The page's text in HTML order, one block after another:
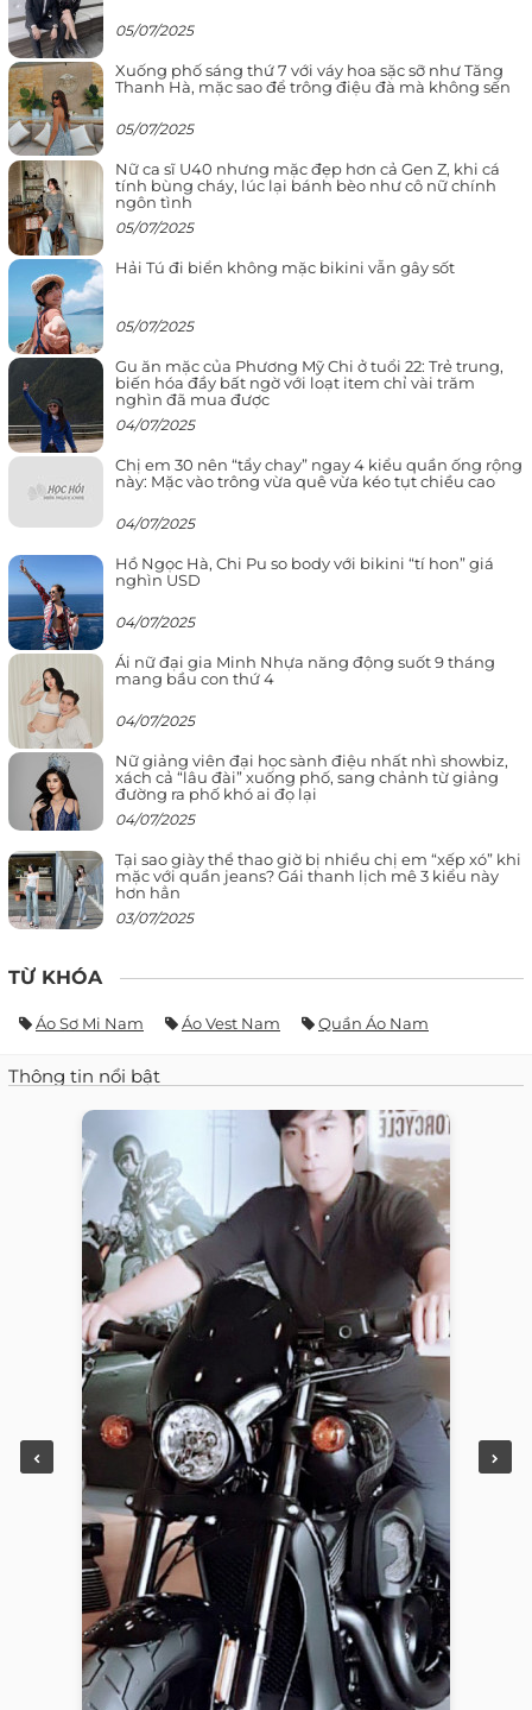
05/07/2025
Xuống phố sáng thứ 7 với váy hoa sặc sỡ như Tăng
Thanh Hà, mặc sao để trông điệu đà mà không sến
05/07/2025
Nữ ca sĩ U40 nhưng mặc đẹp hơn cả Gen Z, khi cá
tính bùng cháy, lúc lại bánh bèo như cô nữ chính
ngôn tình
05/07/2025
Hải Tú đi biển không mặc bikini vẫn gây sốt
05/07/2025
Gu ăn mặc của Phương Mỹ Chi ở tuổi 22: Trẻ trung,
biến hóa đầy bất ngờ với loạt item chỉ vài trăm
nghìn đã mua được
04/07/2025
Chị em 30 nên “tẩy chay” ngay 4 kiểu quần ống rộng
này: Mặc vào trông vừa quê vừa kéo tụt chiều cao
04/07/2025
Hồ Ngọc Hà, Chi Pu so body với bikini “tí hon” giá
nghìn USD
04/07/2025
Ái nữ đại gia Minh Nhựa năng động suốt 9 tháng
mang bầu con thứ 4
04/07/2025
Nữ giảng viên đại học sành điệu nhất nhì showbiz,
xách cả “lâu đài” xuống phố, sang chảnh từ giảng
đường ra phố khó ai đọ lại
04/07/2025
Tại sao giày thể thao giờ bị nhiều chị em “xếp xó” khi
mặc với quần jeans? Gái thanh lịch mê 3 kiểu này
hơn hẳn
03/07/2025
TỪ KHÓA
Áo Sơ Mi Nam Áo Vest Nam Quần Áo Nam
Thông tin nổi bật